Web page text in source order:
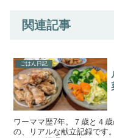
関連記事
ごはん日記
ワーママ歴7年。７歳と４
の、リアルな献立記録です